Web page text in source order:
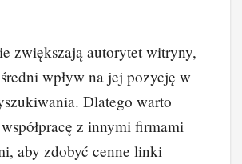
zwiększają autorytet witryny,
wpływ na jej pozycję w
Dlatego warto
z innymi firmami
aby zdobyć cenne linki